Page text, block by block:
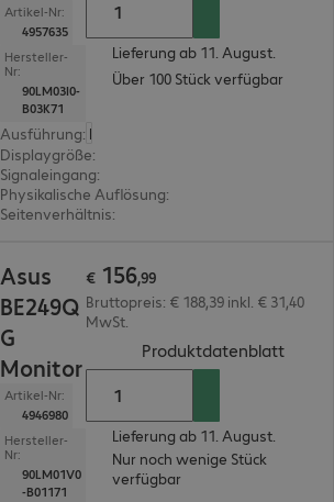
Artikel-Nr:
4957635
Hersteller-
Nr:
90LM03I0-
B03K71
Ausführung: Europäisch
Displaygröße:
Signaleingang:
Physikalische Auflösung:
Seitenverhältnis:
Lieferung ab 11. August.
Über 100 Stück verfügbar
Asus
BE249Q
G
Monitor
Artikel-Nr:
4946980
Hersteller-
Nr:
90LM01V0
-B01171
€ 156,99
Bruttopreis: € 188,39 inkl. € 31,40
MwSt.
Produktdatenblatt(
Lieferung ab 11. August.
Nur noch wenige Stück
verfügbar